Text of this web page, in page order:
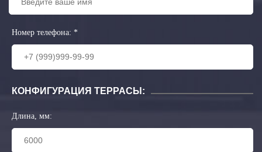
Номер телефона: *
КОНФИГУРАЦИЯ ТЕРРАСЫ:
Длина, мм: